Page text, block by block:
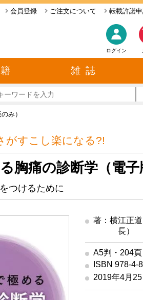
転載許諾
ご注文について
会員登録
ログイン
雑 誌
み）
がすこし楽になる?!
胸痛の診断学（電子
つけるために
著：横江正
長）
A5判・204頁
ISBN 978-4-
2019年4月